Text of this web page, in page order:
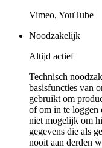
Vimeo, YouTube
Noodzakelijk
Altijd actief
Technisch
basisfuncties van
gebruikt om
of om in te loggen
niet mogelijk om
gegevens die als
nooit aan derden